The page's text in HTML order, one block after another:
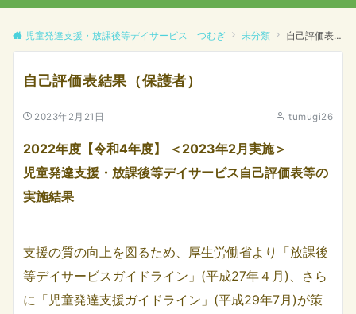
児童発達支援・放課後等デイサービス つむぎ 未分類 自己評価表結果（保護者）
自己評価表結果（保護者）
2023年2月21日 tumugi26
2022年度【令和4年度】 ＜2023年2月実施＞
児童発達支援・放課後等デイサービス自己評価表等の
実施結果
支援の質の向上を図るため、厚生労働省より「放課後
等デイサービスガイドライン」(平成27年４月)、さら
に「児童発達支援ガイドライン」(平成29年7月)が策